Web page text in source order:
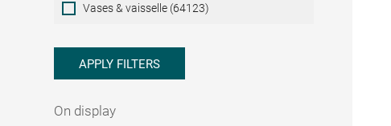
Vases & vaisselle (64123)
APPLY FILTERS
On display